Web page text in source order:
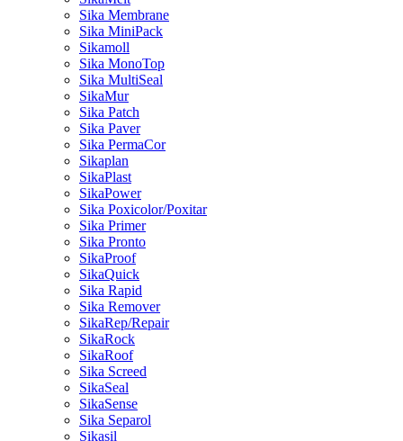
Sika Membrane
Sika MiniPack
Sikamoll
Sika MonoTop
Sika MultiSeal
SikaMur
Sika Patch
Sika Paver
Sika PermaCor
Sikaplan
SikaPlast
SikaPower
Sika Poxicolor/Poxitar
Sika Primer
Sika Pronto
SikaProof
SikaQuick
Sika Rapid
Sika Remover
SikaRep/Repair
SikaRock
SikaRoof
Sika Screed
SikaSeal
SikaSense
Sika Separol
Sikasil